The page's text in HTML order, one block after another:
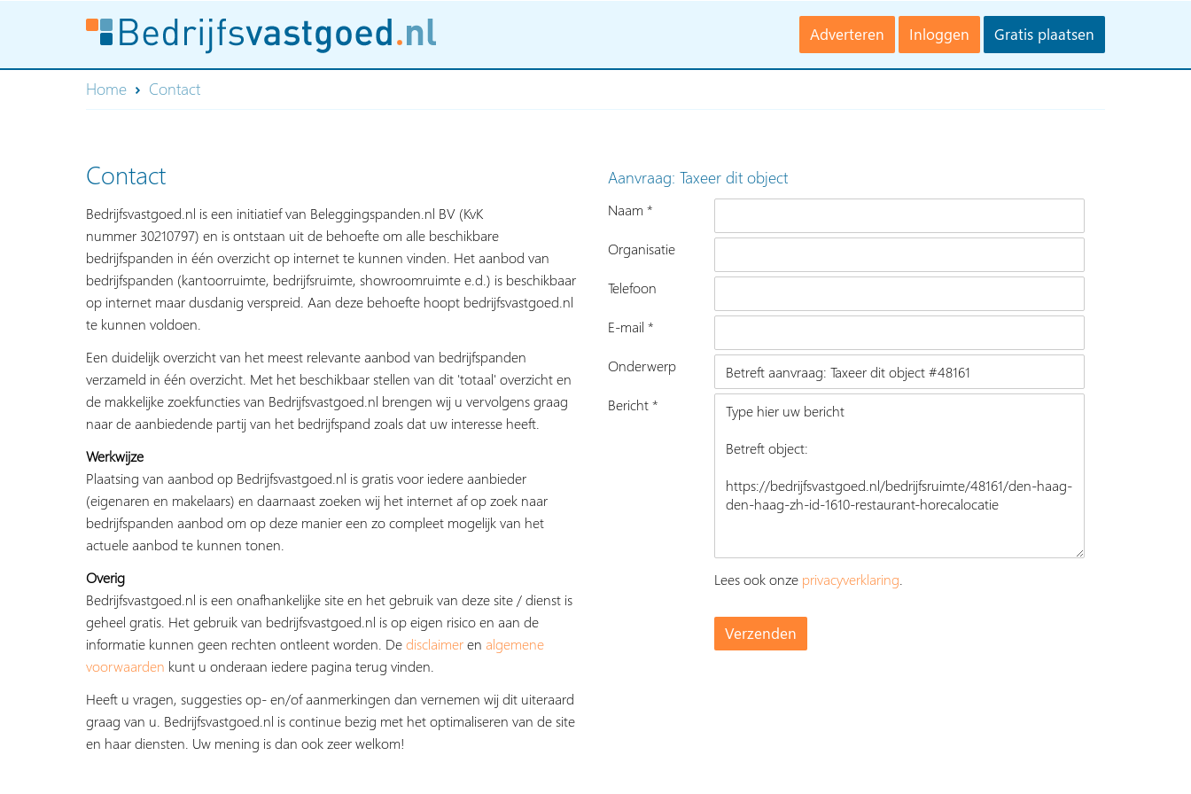
Adverteren Inloggen Gratis plaatsen
Home Contact
Contact
Bedrijfsvastgoed.nl is een initiatief van Beleggingspanden.nl BV (KvK
nummer 30210797) en is ontstaan uit de behoefte om alle beschikbare
bedrijfspanden in één overzicht op internet te kunnen vinden. Het aanbod van
bedrijfspanden (kantoorruimte, bedrijfsruimte, showroomruimte e.d.) is beschikbaar
op internet maar dusdanig verspreid. Aan deze behoefte hoopt bedrijfsvastgoed.nl
te kunnen voldoen.
Een duidelijk overzicht van het meest relevante aanbod van bedrijfspanden
verzameld in één overzicht. Met het beschikbaar stellen van dit 'totaal' overzicht en
de makkelijke zoekfuncties van Bedrijfsvastgoed.nl brengen wij u vervolgens graag
naar de aanbiedende partij van het bedrijfspand zoals dat uw interesse heeft.
Werkwijze
Plaatsing van aanbod op Bedrijfsvastgoed.nl is gratis voor iedere aanbieder
(eigenaren en makelaars) en daarnaast zoeken wij het internet af op zoek naar
bedrijfspanden aanbod om op deze manier een zo compleet mogelijk van het
actuele aanbod te kunnen tonen.
Overig
Bedrijfsvastgoed.nl is een onafhankelijke site en het gebruik van deze site / dienst is
geheel gratis. Het gebruik van bedrijfsvastgoed.nl is op eigen risico en aan de
informatie kunnen geen rechten ontleent worden. Dedisclaimeren algemene
voorwaarden kunt u onderaan iedere pagina terug vinden.
Heeft u vragen, suggesties op- en/of aanmerkingen dan vernemen wij dit uiteraard
graag van u. Bedrijfsvastgoed.nl is continue bezig met het optimaliseren van de site
en haar diensten. Uw mening is dan ook zeer welkom!
Aanvraag: Taxeer dit object
Naam *
Organisatie
Telefoon
E-mail *
Onderwerp
Bericht *
Lees ook onze privacyverklaring